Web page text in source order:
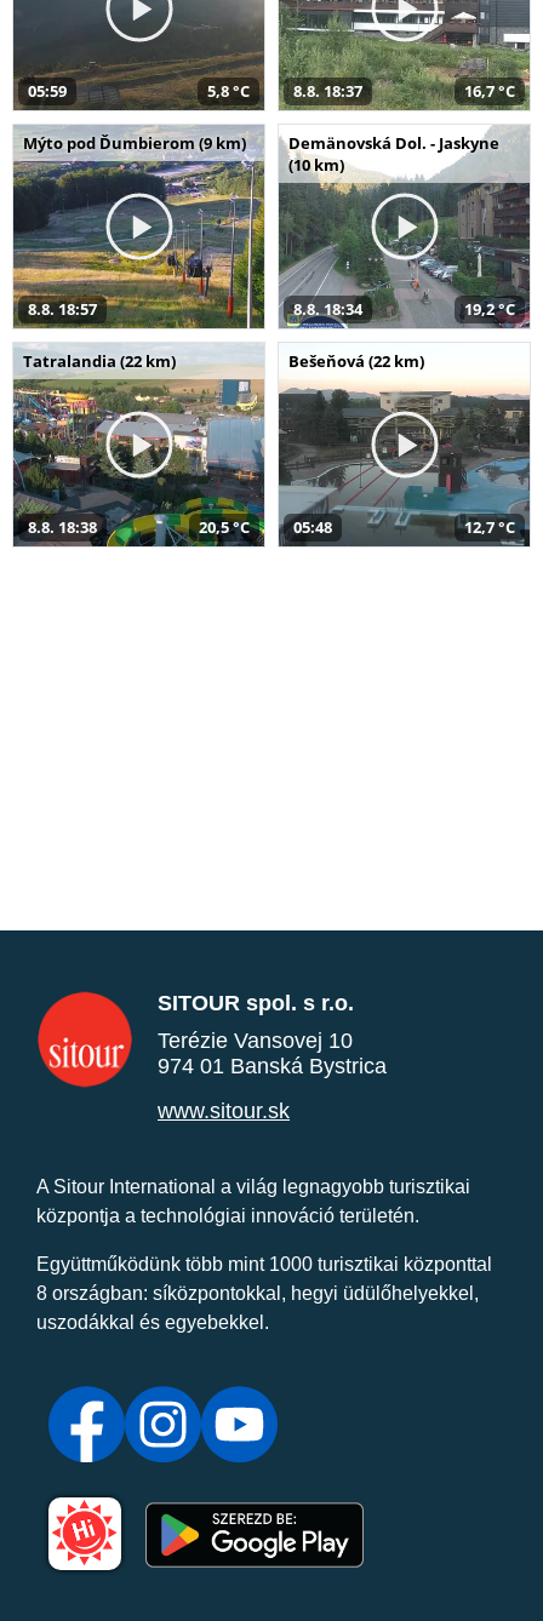
05:59 5,8 °C 8.8. 18:37 16,7 °C
Mýto pod Ďumbierom (9 km)
8.8. 18:57
Demänovská Dol. - Jaskyne
(10 km)
8.8. 18:34 19,2 °C
Tatralandia (22 km)
8.8. 18:38 20,5 °C
Bešeňová (22 km)
05:48 12,7 °C
SITOUR spol. s r.o.
Terézie Vansovej 10
974 01 Banská Bystrica
www.sitour.sk
A Sitour International a világ legnagyobb turisztikai
központja a technológiai innováció területén.
Együttműködünk több mint 1000 turisztikai központtal
8 országban: síközpontokkal, hegyi üdülőhelyekkel,
uszodákkal és egyebekkel.